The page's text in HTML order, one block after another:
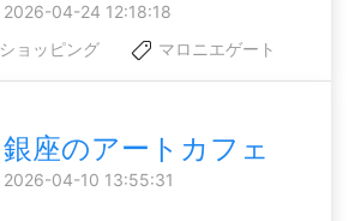
2026-04-24 12:18:18
ショッピング マロニエゲート
銀座のアートカフェ
2026-04-10 13:55:31